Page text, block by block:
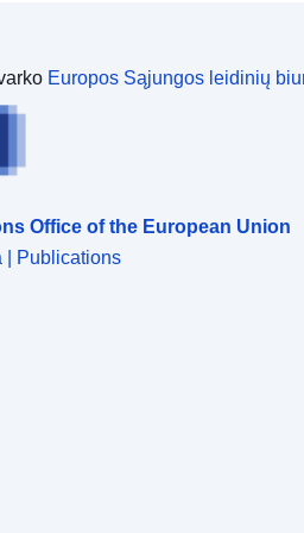
Europos Sąjungos leidinių
Office of the European Union
| Publications